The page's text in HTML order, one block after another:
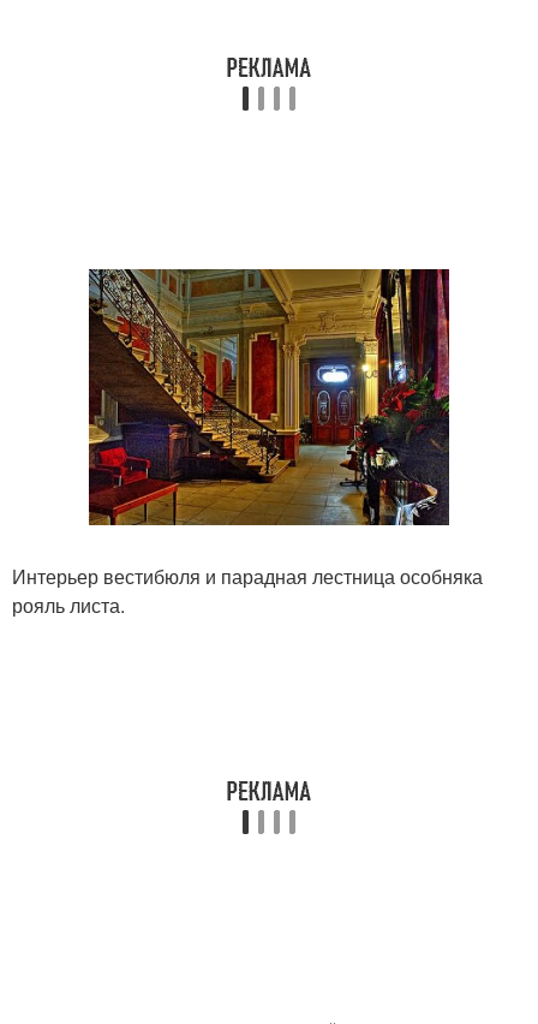
Интерьер вестибюля и парадная лестница особняка
рояль листа.